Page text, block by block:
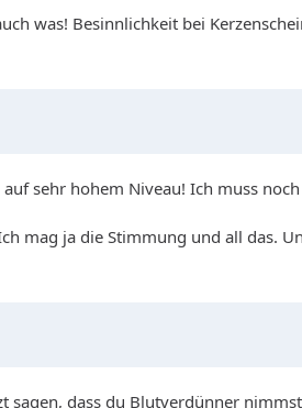
was! Besinnlichkeit bei
auf sehr hohem Niveau! Ich muss
mag ja die Stimmung und all das.
sagen, dass du Blutverdünner